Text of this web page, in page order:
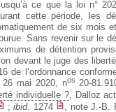
ce que la loi n°
cette période, les
de six mois
Sans revenir sur le
de détention
devant le juge des
de l’ordonnance
26 mai 2020, nos 20-
individuelle ?, Dalloz
;ibid. 1274 , note J.-B.